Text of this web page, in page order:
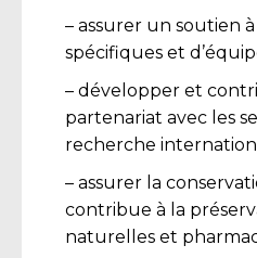
– assurer un soutien
spécifiques et
– développer et
partenariat avec les
recherche
– assurer la
contribue à la
naturelles et